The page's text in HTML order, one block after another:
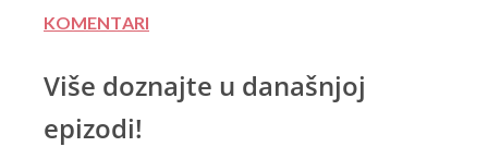
KOMENTARI
Više doznajte u današnjoj
epizodi!